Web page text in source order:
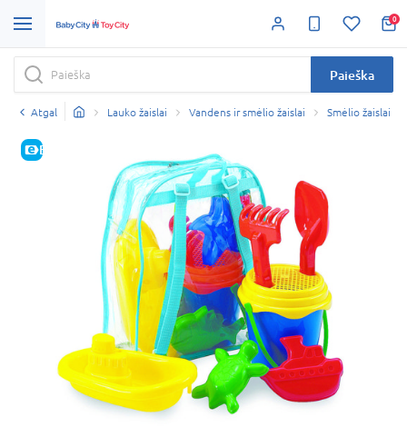
0
Paieška
Atgal Lauko žaislai Vandens ir smėlio žaislai Smėlio žaislai
E-KAINA